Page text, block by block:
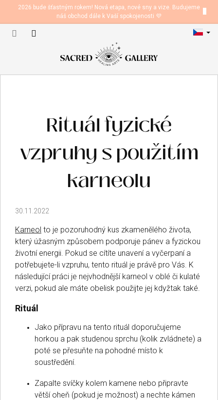
obsah
2026 bude šťastným rokem! Nová etapa, nové sny a vize. Budujeme
náš obchod dále k Vaší spokojenosti 💜
Rituál fyzické
vzpruhy s použitím
karneolu
30.11.2022
Karneol to je pozoruhodný kus zkamenělého života,
který úžasným způsobem podporuje pánev a fyzickou
životní energii. Pokud se cítíte unavení a vyčerpaní a
potřebujete-li vzpruhu, tento rituál je právě pro Vás. K
následující práci je nejvhodnější karneol v oblé či kulaté
verzi, pokud ale máte obelisk použijte jej kdyžtak také.
Rituál
Jako přípravu na tento rituál doporučujeme
horkou a pak studenou sprchu (kolik zvládnete) a
poté se přesuňte na pohodné místo k
soustředění.
Zapalte svíčky kolem kamene nebo připravte
větší oheň (pokud je možnost) a nechte kámen